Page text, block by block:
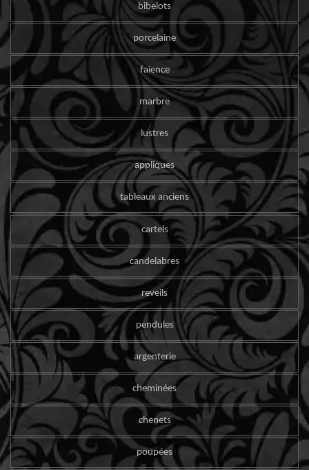
bibelots
porcelaine
faïence
marbre
lustres
appliques
tableaux anciens
cartels
candelabres
reveils
pendules
argenterie
cheminées
chenets
poupées